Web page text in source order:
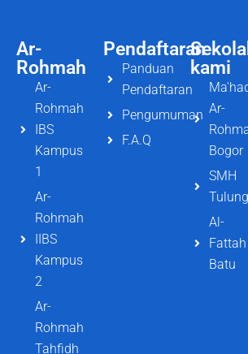
Ar-
Rohmah
Ar-
Rohmah
IBS
Kampus
1
Ar-
Rohmah
IIBS
Kampus
2
Ar-
Rohmah
Tahfidh
Pendaftaran
Panduan
Pendaftaran
Pengumuman
F.A.Q
kami
Ar-
Bogor
SMH
Al-
Fattah
Batu